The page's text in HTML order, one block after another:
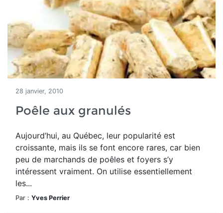
28 janvier, 2010
Poêle aux granulés
Aujourd’hui, au Québec, leur popularité est
croissante, mais ils se font encore rares, car bien
peu de marchands de poêles et foyers s’y
intéressent vraiment. On utilise essentiellement
les...
Par : Yves Perrier